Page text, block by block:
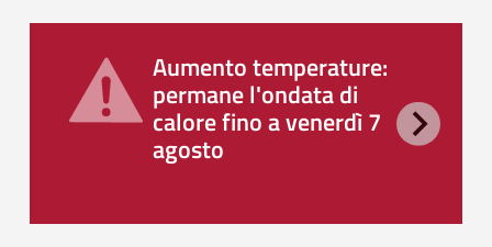
Aumento temperature:
permane l'ondata di
calore fino a venerdì 7
agosto